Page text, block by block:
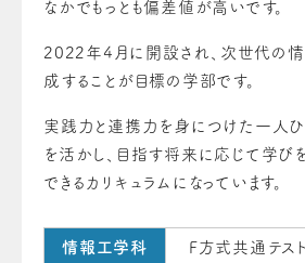
なかでもっとも偏差値が高いです。
2022年4月に開設され、次世代の
成することが目標の学部です。
実践力と連携力を身につけた一人ひ
を活かし、目指す将来に応じて学び
できるカリキュラムになっています。
情報工学科 F方式共通テス